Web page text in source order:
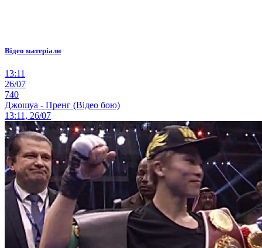
Відео матеріали
13:11
26/07
740
Джошуа - Пренг (Відео бою)
13:11, 26/07